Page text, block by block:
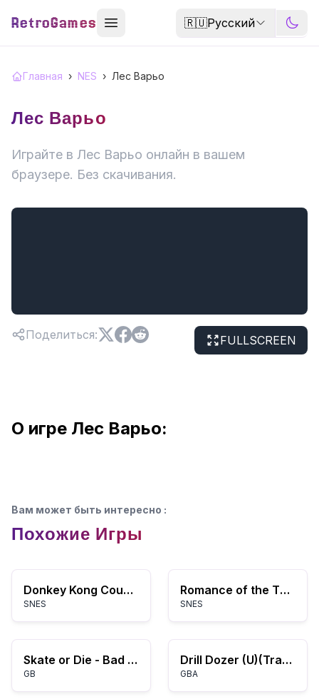
RetroGames 🇷🇺Русский
Главная › NES › Лес Варьо
Лес Варьо
Играйте в Лес Варьо онлайн в вашем
браузере. Без скачивания.
Поделиться: FULLSCREEN
О игре Лес Варьо:
Вам может быть интересно :
Похожие Игры
Donkey Kong Country 3: Dixie Kong's Double Trouble!
SNES
Romance of the Three Kingdoms II
SNES
Skate or Die - Bad 'N Rad (Europe)
GB
Drill Dozer (U)(Trashman)
GBA